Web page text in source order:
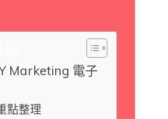
Marketing 電子
點整理